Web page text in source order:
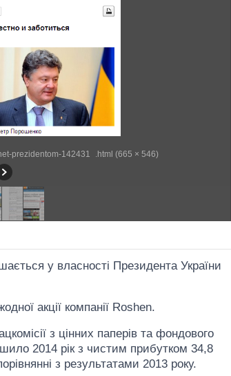
prezidentom-142431_.html (665 × 546)
у власності Президента України
акції компанії Roshen.
з цінних паперів та фондового
2014 рік з чистим прибутком 34,8
з результатами 2013 року.